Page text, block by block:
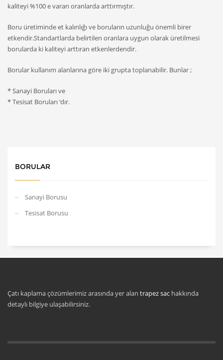
kaliteyi %100 e varan oranlarda arttırmıştır.
Boru üretiminde et kalınlığı ve boruların uzunluğu önemli birer
etkendir.Standartlarda belirtilen oranlara uygun olarak üretilmesi
borularda ki kaliteyi arttıran etkenlerdendir.
Borular kullanım alanlarına göre iki grupta toplanabilir. Bunlar ;
* Sanayi Boruları ve
* Tesisat Boruları ‘dır.
BORULAR
Sanayi Borusu
Tesisat Borusu
Çatı kaplama çözümlerimiz arasında yer alan trapez sac hakkında
detaylı bilgiye ulaşabilirsiniz.